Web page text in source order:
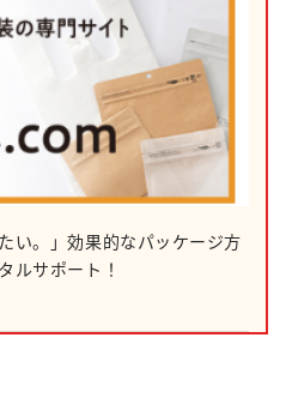
い。」効果的なパッケージ方
ルサポート！